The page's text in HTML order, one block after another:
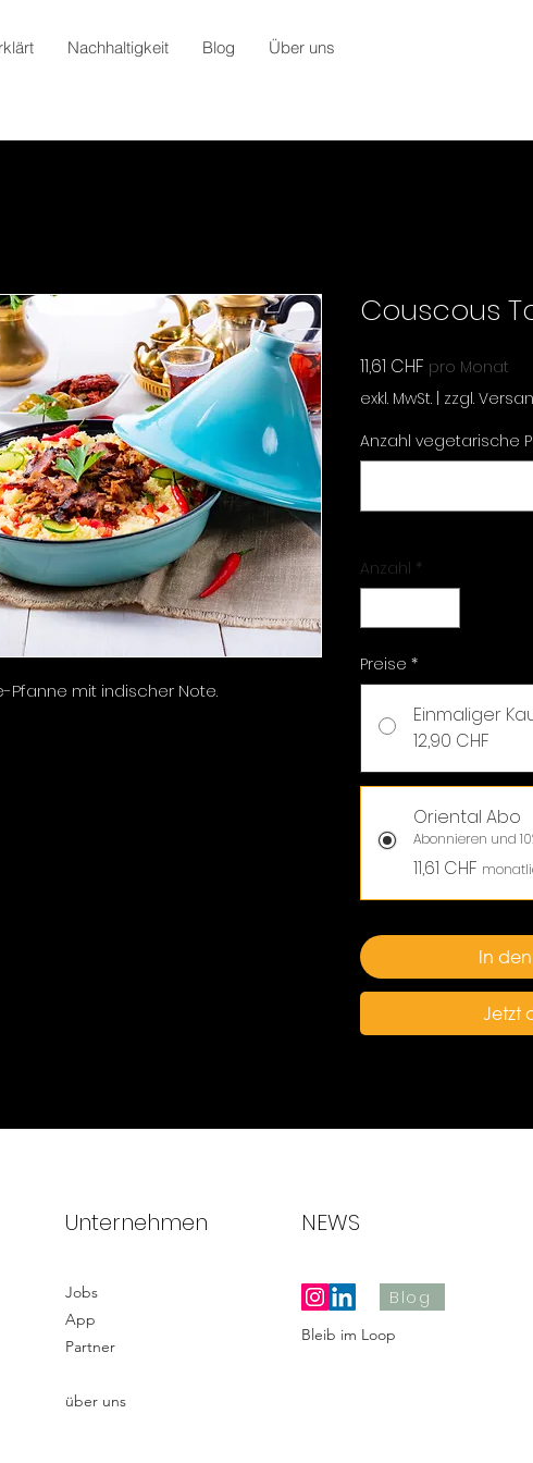
Nachhaltigkeit Blog Über uns
mit indischer Note.
Couscous
11,61 CHF Preis
pro Monat
exkl. MwSt. zzgl.
Anzahl vegetarische
Anzahl *
Preise *
Einmaliger
12,90 CHF
Oriental Abo
Abonnieren und
11,61 CHF
In
Jetzt
Unternehmen
Jobs
App
Partner
NEWS
Blog
Bleib im Loop
über uns